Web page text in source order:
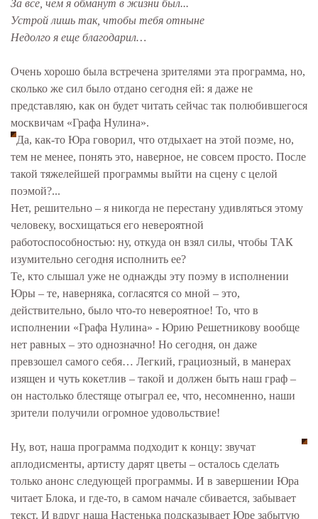
За все, чем я обманут в жизни был...
Устрой лишь так, чтобы тебя отныне
Недолго я еще благодарил…
Очень хорошо была встречена зрителями эта программа, но,
сколько же сил было отдано сегодня ей: я даже не
представляю, как он будет читать сейчас так полюбившегося
москвичам «Графа Нулина».
Да, как-то Юра говорил, что отдыхает на этой поэме, но,
тем не менее, понять это, наверное, не совсем просто. После
такой тяжелейшей программы выйти на сцену с целой
поэмой?...
Нет, решительно – я никогда не перестану удивляться этому
человеку, восхищаться его невероятной
работоспособностью: ну, откуда он взял силы, чтобы ТАК
изумительно сегодня исполнить ее?
Те, кто слышал уже не однажды эту поэму в исполнении
Юры – те, наверняка, согласятся со мной – это,
действительно, было что-то невероятное! То, что в
исполнении «Графа Нулина» - Юрию Решетникову вообще
нет равных – это однозначно! Но сегодня, он даже
превзошел самого себя… Легкий, грациозный, в манерах
изящен и чуть кокетлив – такой и должен быть наш граф –
он настолько блестяще отыграл ее, что, несомненно, наши
зрители получили огромное удовольствие!
Ну, вот, наша программа подходит к концу: звучат
аплодисменты, артисту дарят цветы – осталось сделать
только анонс следующей программы. И в завершении Юра
читает Блока, и где-то, в самом начале сбивается, забывает
текст. И вдруг наша Настенька подсказывает Юре забытую